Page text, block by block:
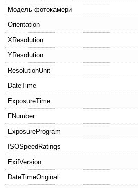
Модель фотокамери
Orientation
XResolution
YResolution
ResolutionUnit
DateTime
ExposureTime
FNumber
ExposureProgram
ISOSpeedRatings
ExifVersion
DateTimeOriginal